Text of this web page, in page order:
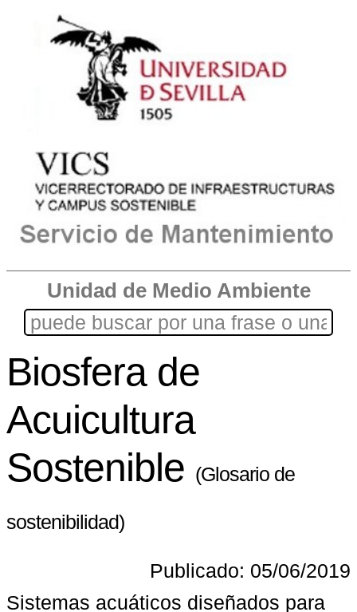
Unidad de Medio Ambiente
Biosfera de
Acuicultura
Sostenible (Glosario de
sostenibilidad)
Publicado: 05/06/2019
Sistemas acuáticos diseñados para